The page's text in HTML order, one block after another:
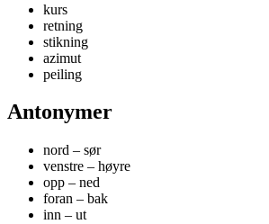
kurs
retning
stikning
azimut
peiling
Antonymer
nord – sør
venstre – høyre
opp – ned
foran – bak
inn – ut